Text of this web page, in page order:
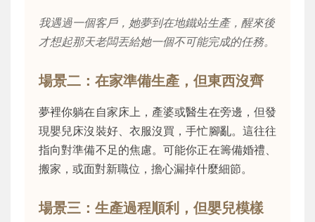
我遇過一個客戶，她夢到在地鐵站生產，醒來後
才想起那天老闆丟給她一個不可能完成的任務。
場景二：在家準備生產，但東西沒齊
夢裡你躺在自家床上，產婆或醫生在旁邊，但發
現嬰兒床沒裝好、衣服沒買，手忙腳亂。這往往
指向對準備不足的焦慮。可能你正在籌備婚禮、
搬家，或面對新職位，擔心漏掉什麼細節。
場景三：生產過程順利，但嬰兒模樣